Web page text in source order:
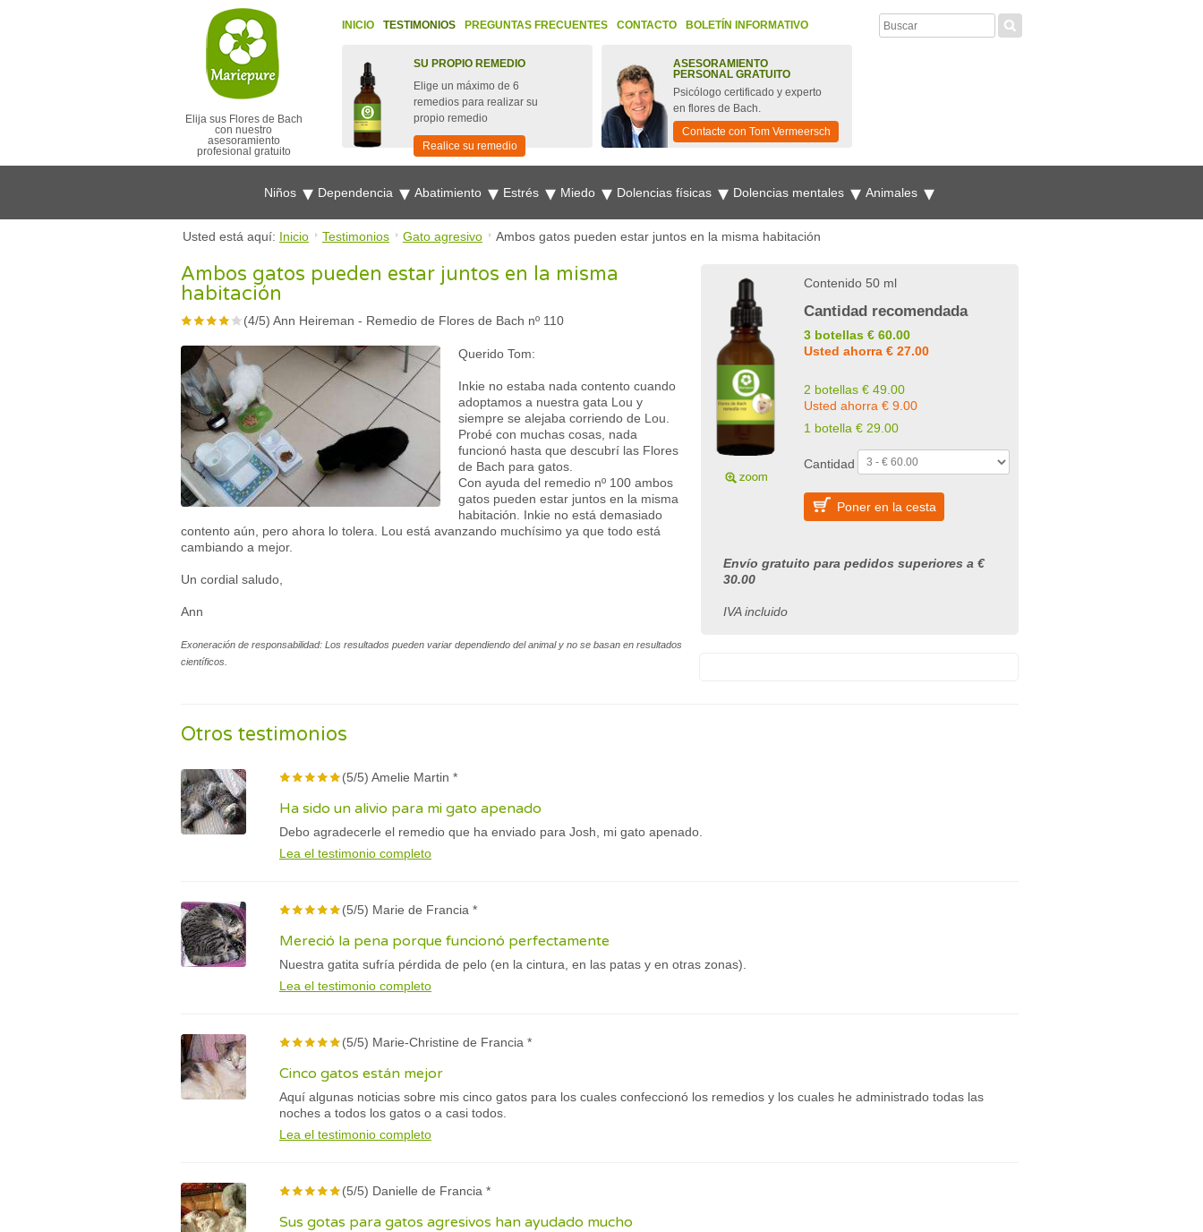
Elija sus Flores de Bach
con nuestro
asesoramiento
profesional gratuito
INICIO TESTIMONIOS PREGUNTAS FRECUENTES CONTACTO BOLETÍN INFORMATIVO
SU PROPIO REMEDIO
Elige un máximo de 6
remedios para realizar su
propio remedio
Realice su remedio
ASESORAMIENTO
PERSONAL GRATUITO
Psicólogo certificado y experto
en flores de Bach.
Contacte con Tom Vermeersch
Niños Dependencia Abatimiento Estrés Miedo Dolencias físicas Dolencias mentales Animales
Usted está aquí: Inicio Testimonios Gato agresivo Ambos gatos pueden estar juntos en la misma habitación
Ambos gatos pueden estar juntos en la misma
habitación
(4/5) Ann Heireman - Remedio de Flores de Bach nº 110
Querido Tom:
Inkie no estaba nada contento cuando
adoptamos a nuestra gata Lou y
siempre se alejaba corriendo de Lou.
Probé con muchas cosas, nada
funcionó hasta que descubrí las Flores
de Bach para gatos.
Con ayuda del remedio nº 100 ambos
gatos pueden estar juntos en la misma
habitación. Inkie no está demasiado
contento aún, pero ahora lo tolera. Lou está avanzando muchísimo ya que todo está
cambiando a mejor.
Un cordial saludo,
Ann
Exoneración de responsabilidad: Los resultados pueden variar dependiendo del animal y no se basan en resultados
científicos.
Contenido 50 ml
Cantidad recomendada
3 botellas € 60.00
Usted ahorra € 27.00
2 botellas € 49.00
Usted ahorra € 9.00
1 botella € 29.00
Cantidad
Poner en la cesta
Envío gratuito para pedidos superiores a €
30.00
IVA incluido
Otros testimonios
(5/5) Amelie Martin *
Ha sido un alivio para mi gato apenado
Debo agradecerle el remedio que ha enviado para Josh, mi gato apenado.
Lea el testimonio completo
(5/5) Marie de Francia *
Mereció la pena porque funcionó perfectamente
Nuestra gatita sufría pérdida de pelo (en la cintura, en las patas y en otras zonas).
Lea el testimonio completo
(5/5) Marie-Christine de Francia *
Cinco gatos están mejor
Aquí algunas noticias sobre mis cinco gatos para los cuales confeccionó los remedios y los cuales he administrado todas las
noches a todos los gatos o a casi todos.
Lea el testimonio completo
(5/5) Danielle de Francia *
Sus gotas para gatos agresivos han ayudado mucho